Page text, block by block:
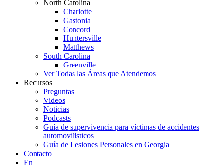
North Carolina
Charlotte
Gastonia
Concord
Huntersville
Matthews
South Carolina
Greenville
Ver Todas las Áreas que Atendemos
Recursos
Preguntas
Videos
Noticias
Podcasts
Guía de supervivencia para víctimas de accidentes
automovilísticos
Guía de Lesiones Personales en Georgia
Contacto
En